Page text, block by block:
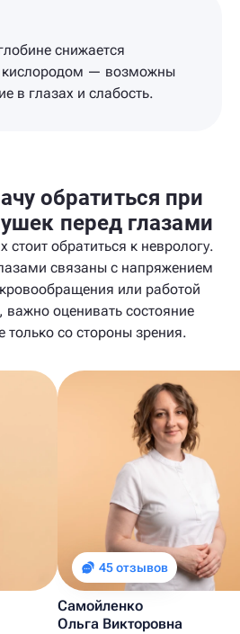
снижается
кислородом — возможны
в глазах и слабость.
обратиться при
перед глазами
стоит обратиться к неврологу.
связаны с напряжением
или работой
важно оценивать состояние
только со стороны зрения.
45 отзывов
Самойленко
Ольга Викторовна